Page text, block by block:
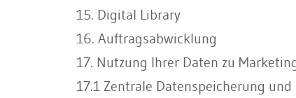
15. Digital Library
16. Auftragsabwicklung
17. Nutzung Ihrer Daten zu
17.1 Zentrale Datenspeicherung und